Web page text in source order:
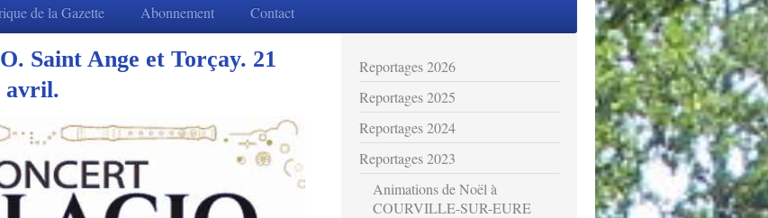
de la Gazette Abonnement Contact
Saint Ange et Torçay. 21
avril.
Reportages 2026
Reportages 2025
Reportages 2024
Reportages 2023
Animations de Noël à
COURVILLE-SUR-EURE